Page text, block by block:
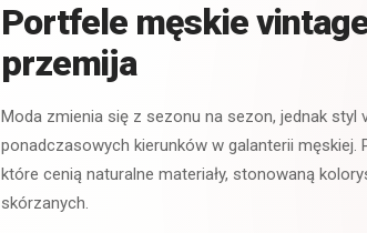
Portfele męskie
przemija
Moda zmienia się z sezonu na sezon, jednak
ponadczasowych kierunków w galanterii
które cenią naturalne materiały, stonowaną
skórzanych.